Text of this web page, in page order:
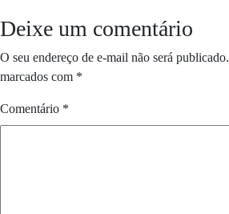
Deixe um comentário
O seu endereço de e-mail não será publicado.
marcados com *
Comentário *